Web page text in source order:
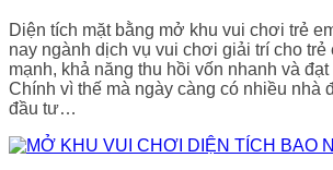
Diện tích mặt bằng mở khu vui chơi trẻ
nay ngành dịch vụ vui chơi giải trí cho trẻ
mạnh, khả năng thu hồi vốn nhanh và
Chính vì thế mà ngày càng có nhiều nhà
đầu tư…